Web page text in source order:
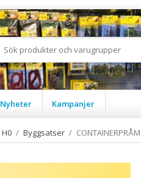
Nyheter Kampanjer
H0 / Byggsatser /